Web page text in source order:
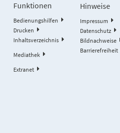
Funktionen
Bedienungshilfen
Drucken
Inhaltsverzeichnis
Mediathek
Extranet
Hinweise
Impressum
Datenschutz
Bildnachweise
Barrierefreiheit